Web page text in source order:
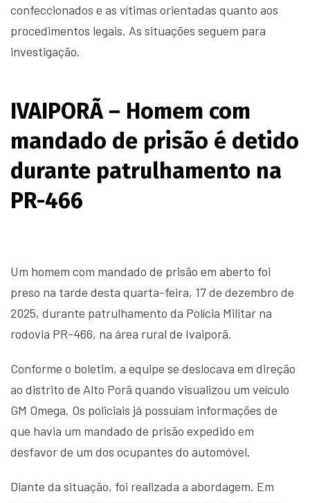
confeccionados e as vítimas orientadas quanto aos
procedimentos legais. As situações seguem para
investigação.
IVAIPORÃ – Homem com
mandado de prisão é detido
durante patrulhamento na
PR-466
Um homem com mandado de prisão em aberto foi
preso na tarde desta quarta-feira, 17 de dezembro de
2025, durante patrulhamento da Polícia Militar na
rodovia PR-466, na área rural de Ivaiporã.
Conforme o boletim, a equipe se deslocava em direção
ao distrito de Alto Porã quando visualizou um veículo
GM Omega. Os policiais já possuíam informações de
que havia um mandado de prisão expedido em
desfavor de um dos ocupantes do automóvel.
Diante da situação, foi realizada a abordagem. Em